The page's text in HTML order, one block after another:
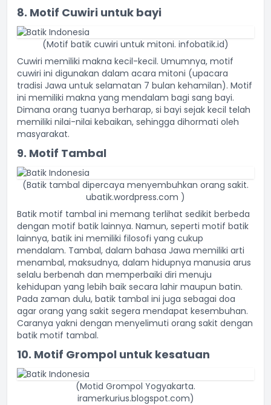
8. Motif Cuwiri untuk bayi
(Motif batik cuwiri untuk mitoni. infobatik.id)
Cuwiri memiliki makna kecil-kecil. Umumnya, motif
cuwiri ini digunakan dalam acara mitoni (upacara
tradisi Jawa untuk selamatan 7 bulan kehamilan). Motif
ini memiliki makna yang mendalam bagi sang bayi.
Dimana orang tuanya berharap, si bayi sejak kecil telah
memiliki nilai-nilai kebaikan, sehingga dihormati oleh
masyarakat.
9. Motif Tambal
(Batik tambal dipercaya menyembuhkan orang sakit.
ubatik.wordpress.com )
Batik motif tambal ini memang terlihat sedikit berbeda
dengan motif batik lainnya. Namun, seperti motif batik
lainnya, batik ini memiliki filosofi yang cukup
mendalam. Tambal, dalam bahasa Jawa memiliki arti
menambal, maksudnya, dalam hidupnya manusia arus
selalu berbenah dan memperbaiki diri menuju
kehidupan yang lebih baik secara lahir maupun batin.
Pada zaman dulu, batik tambal ini juga sebagai doa
agar orang yang sakit segera mendapat kesembuhan.
Caranya yakni dengan menyelimuti orang sakit dengan
batik motif tambal.
10. Motif Grompol untuk kesatuan
(Motid Grompol Yogyakarta.
iramerkurius.blogspot.com)